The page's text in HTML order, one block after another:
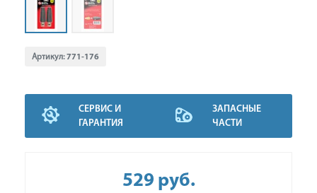
Артикул:771-176
СЕРВИС И
ГАРАНТИЯ
ЗАПАСНЫЕ
ЧАСТИ
529 руб.